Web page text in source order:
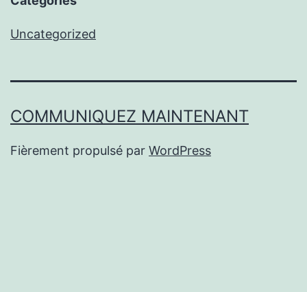
Uncategorized
COMMUNIQUEZ MAINTENANT
Fièrement propulsé par WordPress